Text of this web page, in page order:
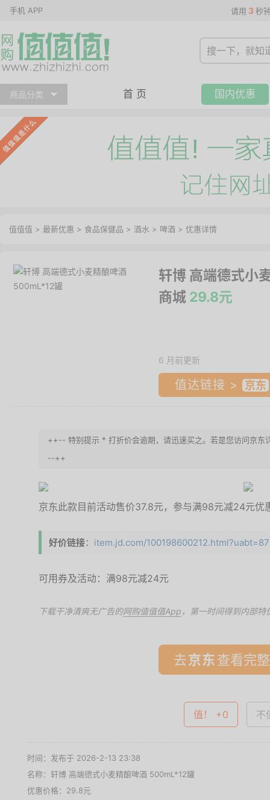
手机 APP 请用 3 秒
商品分类 首 页 国内优惠
值值值 > 最新优惠 > 食品保健品 > 酒水 > 啤酒 > 优惠详情
轩博 高端德式小
商城 29.8元
6 月前更新
值达链接 >
++-- 特别提示 * 打折价会逾期，请迅速买之。若是您访问京东
--++
京东此款目前活动售价37.8元，参与满98元减24元
好价链接： item.jd.com/
可用券及活动：满98元减24元
下载干净清爽无广告的网购值值值App ，第一时间得到内部特
去 查看完
值！ +0 不
时间：发布于 2026-2-13 23:38
名称： 轩博 高端德式小麦精酿啤酒 500mL*12罐
优惠价格： 29.8元